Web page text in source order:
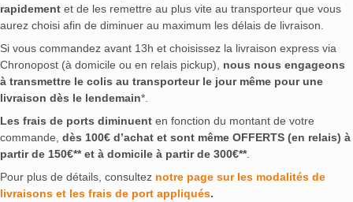
rapidement et de les remettre au plus vite au transporteur que vous
aurez choisi afin de diminuer au maximum les délais de livraison.
Si vous commandez avant 13h et choisissez la livraison express via
Chronopost (à domicile ou en relais pickup), nous nous engageons
à transmettre le colis au transporteur le jour même pour une
livraison dès le lendemain*.
Les frais de ports diminuent en fonction du montant de votre
commande, dès 100€ d’achat et sont même OFFERTS (en relais) à
partir de 150€** et à domicile à partir de 300€**.
Pour plus de détails, consultez notre page sur les modalités de
livraisons et les frais de port appliqués.